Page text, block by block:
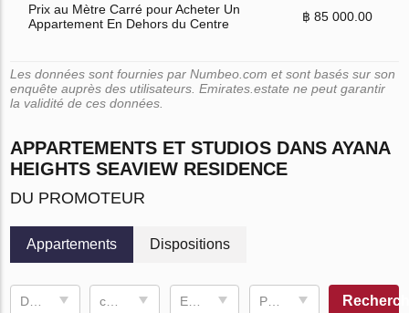
Prix au Mètre Carré pour Acheter Un
Appartement En Dehors du Centre
฿ 85 000.00
Les données sont fournies par Numbeo.com et sont basés sur son
enquête auprès des utilisateurs. Emirates.estate ne peut garantir
la validité de ces données.
APPARTEMENTS ET STUDIOS DANS AYANA
HEIGHTS SEAVIEW RESIDENCE
DU PROMOTEUR
Appartements Dispositions
Espace de vie Prix, ฿